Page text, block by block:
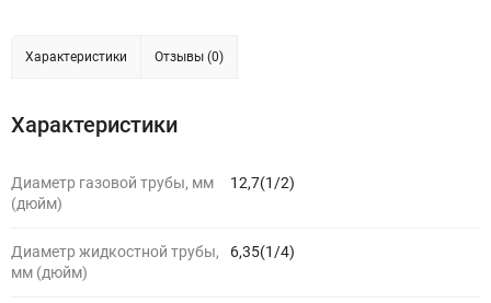
Характеристики Отзывы (0)
Характеристики
Диаметр газовой трубы, мм
(дюйм)
12,7(1/2)
Диаметр жидкостной трубы,
мм (дюйм)
6,35(1/4)